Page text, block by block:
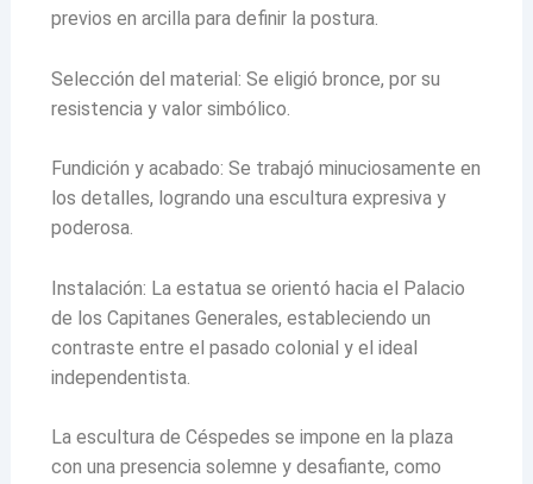
previos en arcilla para definir la postura.
Selección del material: Se eligió bronce, por su
resistencia y valor simbólico.
Fundición y acabado: Se trabajó minuciosamente en
los detalles, logrando una escultura expresiva y
poderosa.
Instalación: La estatua se orientó hacia el Palacio
de los Capitanes Generales, estableciendo un
contraste entre el pasado colonial y el ideal
independentista.
La escultura de Céspedes se impone en la plaza
con una presencia solemne y desafiante, como